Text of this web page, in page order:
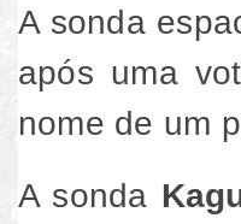
A sonda
após uma
nome de um
A sonda